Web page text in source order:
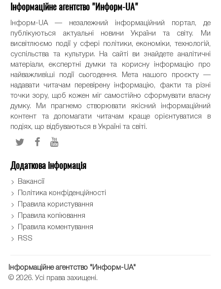
Інформаційне агентство "Информ-UA"
Інформ-UA — незалежний інформаційний портал, де
публікуються актуальні новини України та світу. Ми
висвітлюємо події у сфері політики, економіки, технологій,
суспільства та культури. На сайті ви знайдете аналітичні
матеріали, експертні думки та корисну інформацію про
найважливіші події сьогодення. Мета нашого проєкту —
надавати читачам перевірену інформацію, факти та різні
точки зору, щоб кожен міг самостійно сформувати власну
думку. Ми прагнемо створювати якісний інформаційний
контент та допомагати читачам краще орієнтуватися в
подіях, що відбуваються в Україні та світі.
Додаткова інформація
Вакансії
Політика конфіденційності
Правила користування
Правила копіювання
Правила коментування
RSS
Інформаційне агентство "Информ-UA"
© 2026. Усі права захищені.